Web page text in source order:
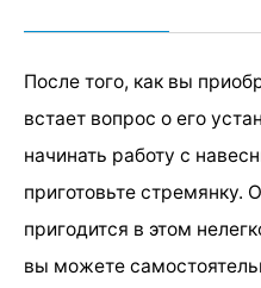
После того, как вы
встает вопрос о его
начинать работу с
приготовьте стремянку.
пригодится в этом
вы можете